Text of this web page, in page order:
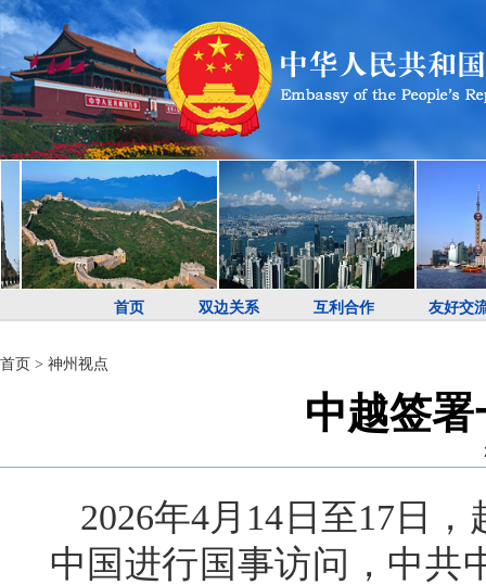
首页 双边关系 互利合作 友好交
首页 > 神州视点
中越签
2026年4月14日至17日
中国进行国事访问，中共